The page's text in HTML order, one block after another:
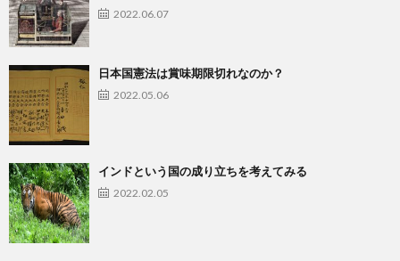
2022.06.07
日本国憲法は賞味期限切れなのか？
2022.05.06
インドという国の成り立ちを考えてみる
2022.02.05